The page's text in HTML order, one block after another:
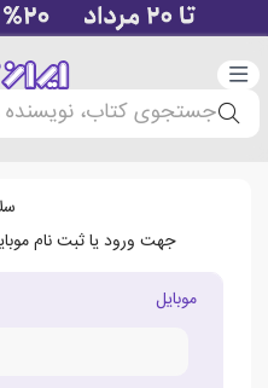
دسته‌بندی
جستجوی کتاب، نویسنده
جهت ورود یا ثبت نام
موبایل